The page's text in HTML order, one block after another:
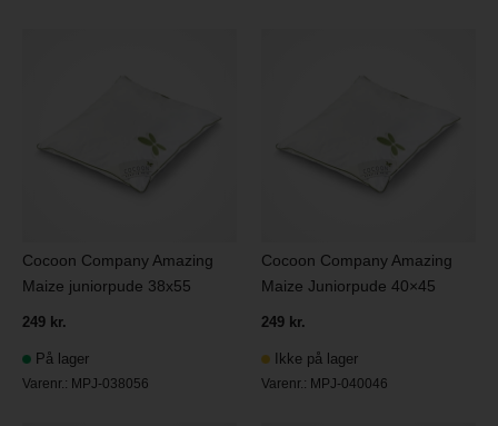
Cocoon Company Amazing
Maize juniorpude 38x55
249 kr.
På lager
Varenr.: MPJ-038056
Cocoon Company Amazing
Maize Juniorpude 40×45
249 kr.
Ikke på lager
Varenr.: MPJ-040046